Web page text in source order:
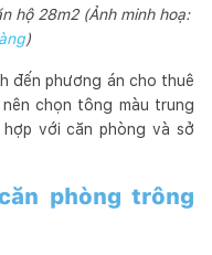
hộ 28m2 (Ảnh minh hoạ:
)
đến phương án cho thuê
chọn tông màu trung
với căn phòng và sở
phòng trông